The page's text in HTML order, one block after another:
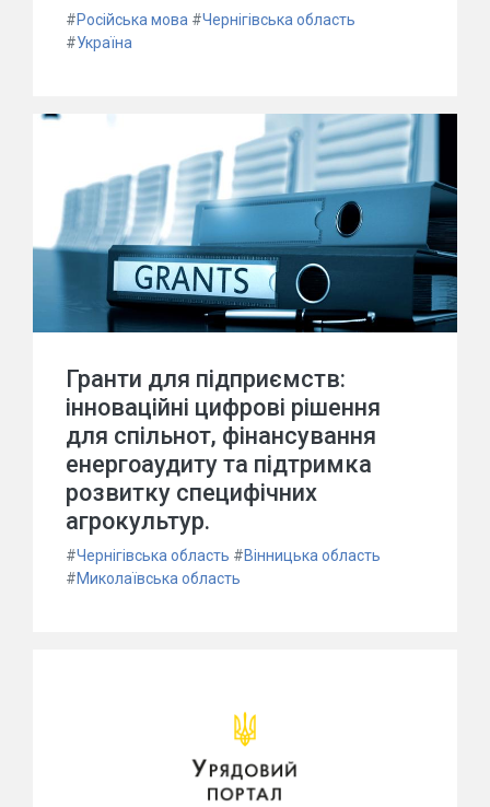
#Російська мова #Чернігівська область
#Україна
Гранти для підприємств:
інноваційні цифрові рішення
для спільнот, фінансування
енергоаудиту та підтримка
розвитку специфічних
агрокультур.
#Чернігівська область #Вінницька область
#Миколаївська область